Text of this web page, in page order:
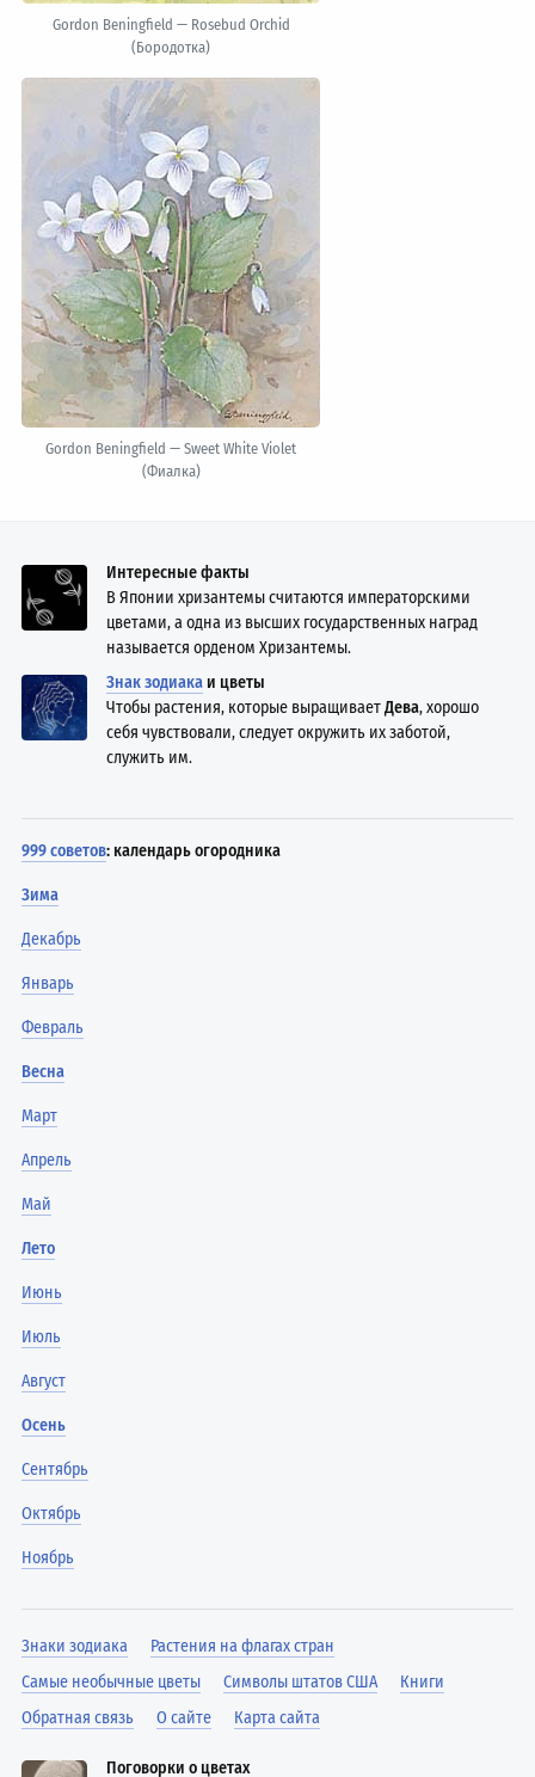
Gordon Beningfield — Rosebud Orchid
(Бородотка)
Gordon Beningfield — Sweet White Violet
(Фиалка)
Интересные факты
В Японии хризантемы считаются императорскими
цветами, а одна из высших государственных наград
называется орденом Хризантемы.
Знак зодиака и цветы
Чтобы растения, которые выращиваетДева, хорошо
себя чувствовали, следует окружить их заботой,
служить им.
999 советов: календарь огородника
Зима
Декабрь
Январь
Февраль
Весна
Март
Апрель
Май
Лето
Июнь
Июль
Август
Осень
Сентябрь
Октябрь
Ноябрь
Знаки зодиака
Растения на флагах стран
Самые необычные цветы
Символы штатов США
Книги
Обратная связь
О сайте Карта сайта
Поговорки о цветах